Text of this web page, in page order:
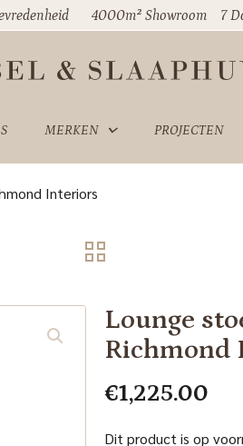
4000m² Showroom 7
MERKEN PROJECTEN
Interiors
Lounge
Richmond
€1,225.00
Dit product is op